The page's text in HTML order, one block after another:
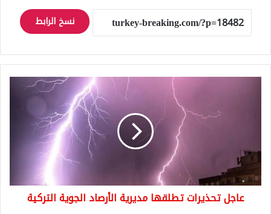
نسخ الرابط
التركية
عاجل تحذيرات تطلقها مديرية الأرصاد الجوية التركية